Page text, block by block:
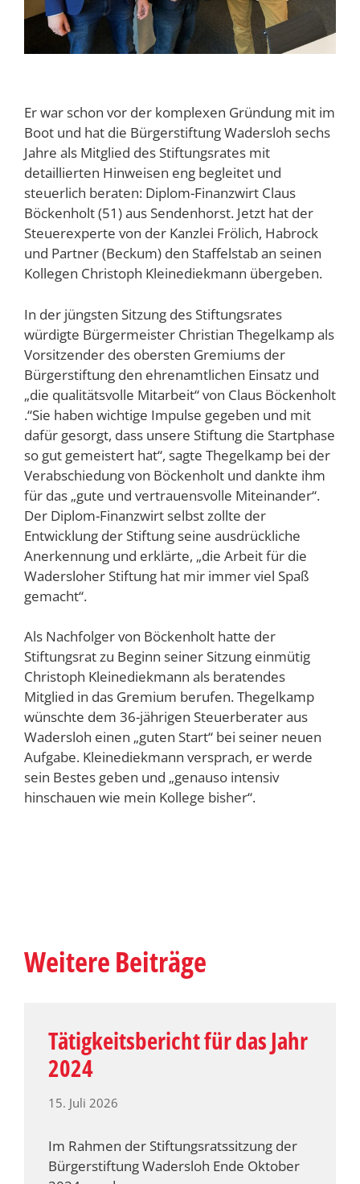
Er war schon vor der komplexen Gründung mit im
Boot und hat die Bürgerstiftung Wadersloh sechs
Jahre als Mitglied des Stiftungsrates mit
detaillierten Hinweisen eng begleitet und
steuerlich beraten: Diplom-Finanzwirt Claus
Böckenholt (51) aus Sendenhorst. Jetzt hat der
Steuerexperte von der Kanzlei Frölich, Habrock
und Partner (Beckum) den Staffelstab an seinen
Kollegen Christoph Kleinediekmann übergeben.
In der jüngsten Sitzung des Stiftungsrates
würdigte Bürgermeister Christian Thegelkamp als
Vorsitzender des obersten Gremiums der
Bürgerstiftung den ehrenamtlichen Einsatz und
„die qualitätsvolle Mitarbeit“ von Claus Böckenholt
.“Sie haben wichtige Impulse gegeben und mit
dafür gesorgt, dass unsere Stiftung die Startphase
so gut gemeistert hat“, sagte Thegelkamp bei der
Verabschiedung von Böckenholt und dankte ihm
für das „gute und vertrauensvolle Miteinander“.
Der Diplom-Finanzwirt selbst zollte der
Entwicklung der Stiftung seine ausdrückliche
Anerkennung und erklärte, „die Arbeit für die
Wadersloher Stiftung hat mir immer viel Spaß
gemacht“.
Als Nachfolger von Böckenholt hatte der
Stiftungsrat zu Beginn seiner Sitzung einmütig
Christoph Kleinediekmann als beratendes
Mitglied in das Gremium berufen. Thegelkamp
wünschte dem 36-jährigen Steuerberater aus
Wadersloh einen „guten Start“ bei seiner neuen
Aufgabe. Kleinediekmann versprach, er werde
sein Bestes geben und „genauso intensiv
hinschauen wie mein Kollege bisher“.
Weitere Beiträge
Tätigkeitsbericht für das Jahr
2024
15. Juli 2026
Im Rahmen der Stiftungsratssitzung der
Bürgerstiftung Wadersloh Ende Oktober